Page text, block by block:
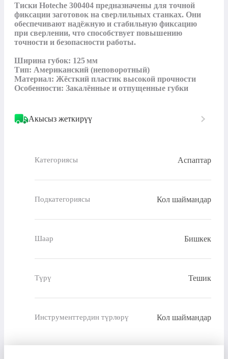
Тиски Hoteche 300404 предназначены для точной
фиксации заготовок на сверлильных станках. Они
обеспечивают надёжную и стабильную фиксацию
при сверлении, что способствует повышению
точности и безопасности работы.
Ширина губок: 125 мм
Тип: Американский (неповоротный)
Материал: Жёсткий пластик высокой прочности
Особенности: Закалённые и отпущенные губки
Акысыз жеткирүү
Категориясы Аспаптар
Подкатегориясы Кол шаймандар
Шаар Бишкек
Түрү Тешик
Инструменттердин түрлөрү Кол шаймандар